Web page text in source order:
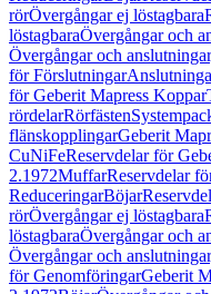
rörÖvergångar ej löstagbara
löstagbaraÖvergångar och
Övergångar och
för Förslutningar
för Geberit Mapress Koppar
rördelarRörfästen
flänskopplingarGeberit
CuNiFeReservdelar för
2.1972MuffarReservdelar
ReduceringarBöjar
rörÖvergångar ej löstagbara
löstagbaraÖvergångar och
Övergångar och
för GenomföringarGeberit